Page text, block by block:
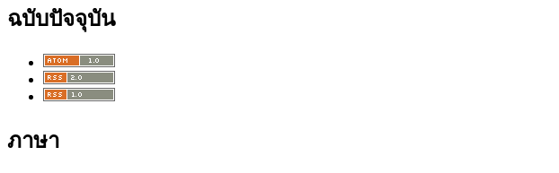
ฉบับปัจจุบัน
ภาษา